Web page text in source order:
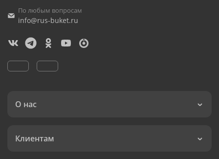
По любым вопросам
info@rus-buket.ru
О нас
Клиентам